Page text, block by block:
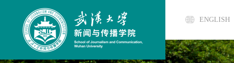
ENGLISH